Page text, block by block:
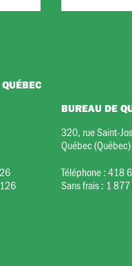
BUREAU DE
320, rue Saint-
Québec
Téléphone :418
Sans frais : 1